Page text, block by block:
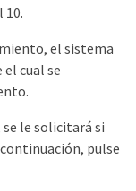
10.
el sistema
cual se
se le solicitará si
pulse